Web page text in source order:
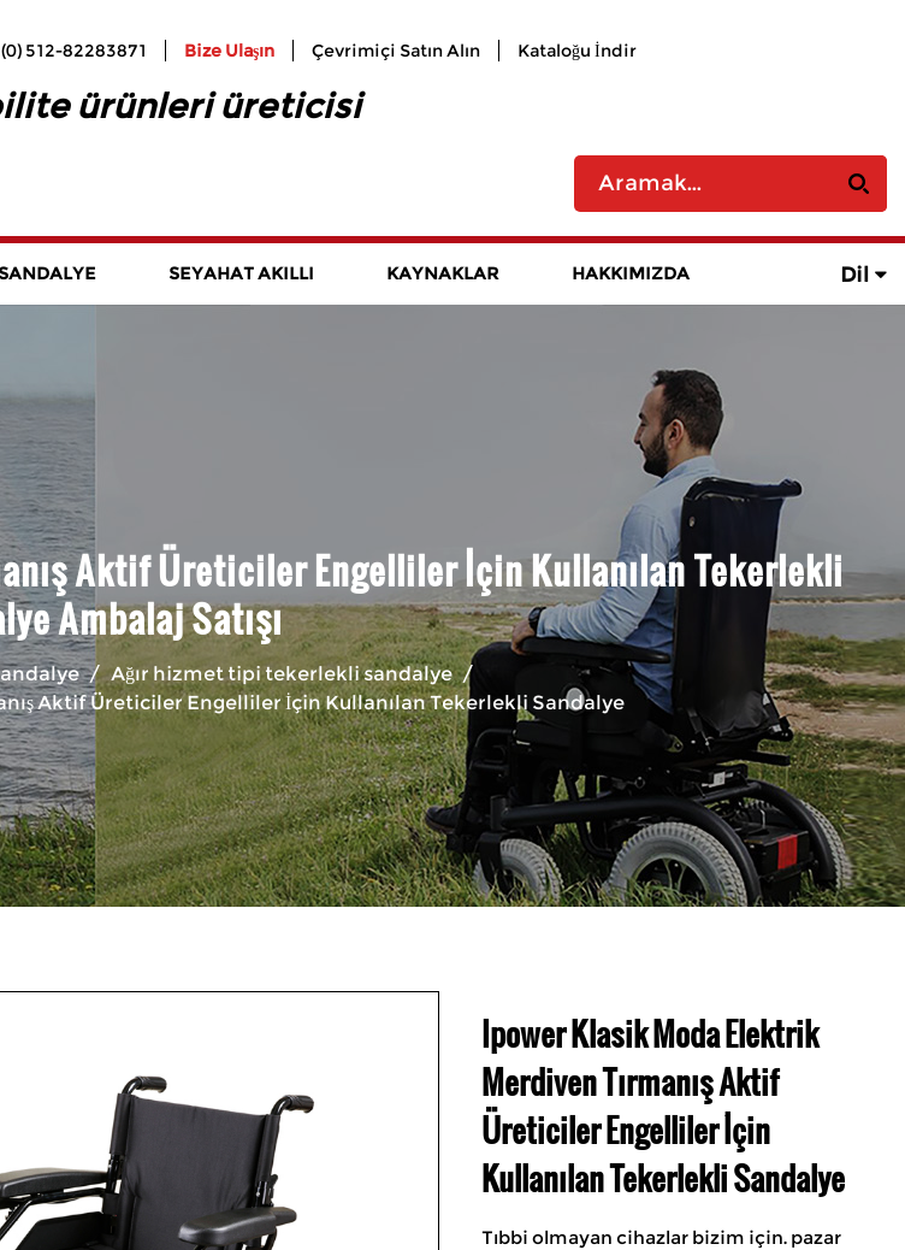
512-82283871 Bize Ulaşın Çevrimiçi Satın Alın Kataloğu İndir
ürünleri üreticisi
SEYAHAT AKILLI KAYNAKLAR HAKKIMIZDA Dil
Aktif Üreticiler Engelliler İçin Kullanılan Tekerlekli
Ambalaj Satışı
/ Ağır hizmet tipi tekerlekli sandalye /
Aktif Üreticiler Engelliler İçin Kullanılan Tekerlekli Sandalye
Ipower Klasik Moda Elektrik
Merdiven Tırmanış Aktif
Üreticiler Engelliler İçin
Kullanılan Tekerlekli Sandalye
Tıbbi olmayan cihazlar bizim için. pazar